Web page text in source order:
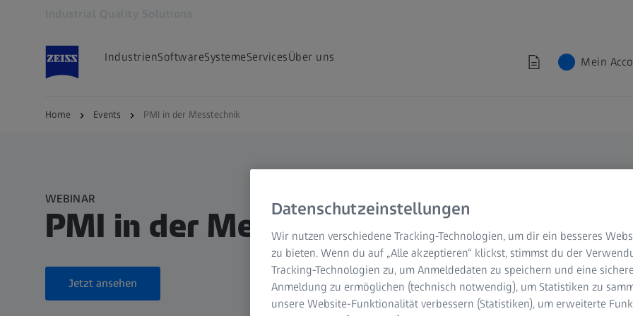
IndustrienSoftwareSystemeServicesÜber uns Mein
Home Events PMI in der Messtechnik
WEBINAR
PMI in der Messtechnik
Jetzt ansehen
Datenschutzeinstellungen
Wir nutzen verschiedene Tracking-Technologien, um dir ein besseres
zu bieten. Wenn du auf „Alle akzeptieren“ klickst, stimmst du der
Tracking-Technologien zu, um Anmeldedaten zu speichern und eine
Anmeldung zu ermöglichen (technisch notwendig), um Statistiken zu
unsere Website-Funktionalität verbessern (Statistiken), um erweiterte